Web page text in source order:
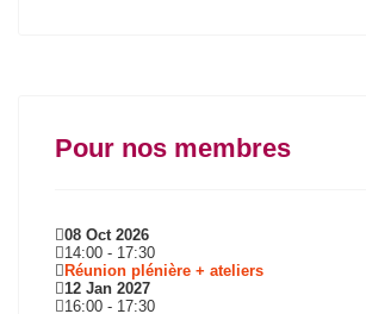
Pour nos membres
08 Oct 2026
14:00 - 17:30
Réunion plénière + ateliers
12 Jan 2027
16:00 - 17:30